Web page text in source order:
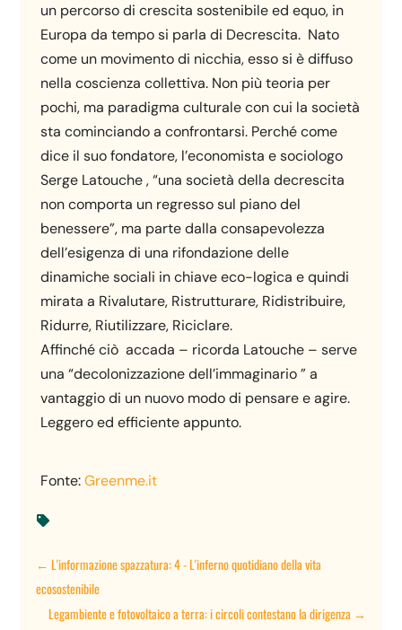
un percorso di crescita sostenibile ed equo, in
Europa da tempo si parla di Decrescita. Nato
come un movimento di nicchia, esso si è diffuso
nella coscienza collettiva. Non più teoria per
pochi, ma paradigma culturale con cui la società
sta cominciando a confrontarsi. Perché come
dice il suo fondatore, l’economista e sociologo
Serge Latouche , “una società della decrescita
non comporta un regresso sul piano del
benessere”, ma parte dalla consapevolezza
dell’esigenza di una rifondazione delle
dinamiche sociali in chiave eco-logica e quindi
mirata a Rivalutare, Ristrutturare, Ridistribuire,
Ridurre, Riutilizzare, Riciclare.
Affinché ciò accada – ricorda Latouche – serve
una “decolonizzazione dell’immaginario ” a
vantaggio di un nuovo modo di pensare e agire.
Leggero ed efficiente appunto.
Fonte:Greenme.it

←L'informazione spazzatura: 4 - L'inferno quotidiano della vita
ecosostenibile
Legambiente e fotovoltaico a terra: i circoli contestano la dirigenza→